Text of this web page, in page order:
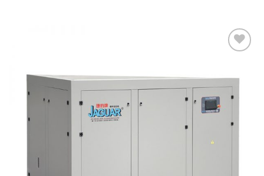
Wishlist